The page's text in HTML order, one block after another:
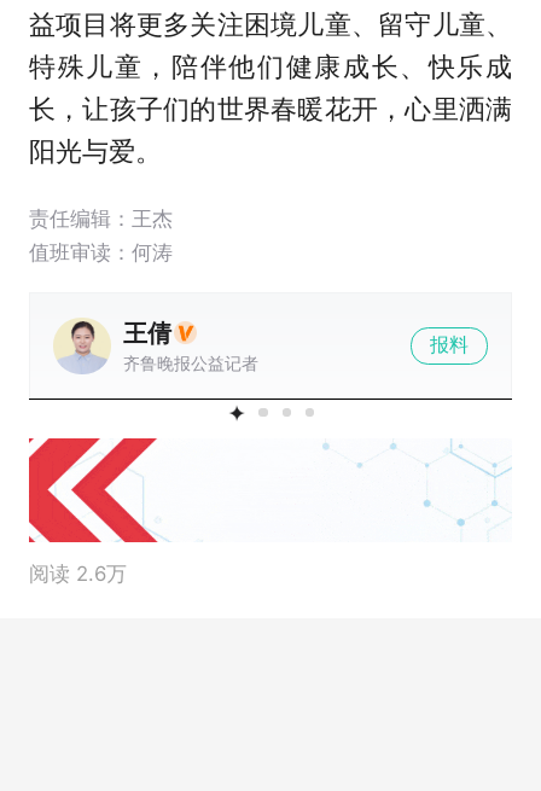
益项目将更多关注困境儿童、留守儿童、
特殊儿童，陪伴他们健康成长、快乐成
长，让孩子们的世界春暖花开，心里洒满
阳光与爱。
责任编辑：王杰
值班审读：何涛
王倩
齐鲁晚报公益记者
报料
阅读 2.6万